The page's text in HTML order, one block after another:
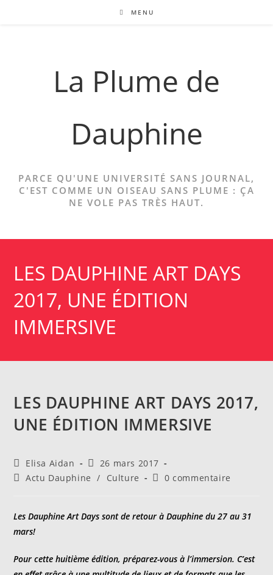
MENU
La Plume de
Dauphine
PARCE QU'UNE UNIVERSITÉ SANS JOURNAL,
C'EST COMME UN OISEAU SANS PLUME : ÇA
NE VOLE PAS TRÈS HAUT.
LES DAUPHINE ART DAYS
2017, UNE ÉDITION
IMMERSIVE
LES DAUPHINE ART DAYS 2017,
UNE ÉDITION IMMERSIVE
Auteur/autrice
de
Elisa Aidan
Publication
publiée :
26 mars 2017
PostActu Dauphine / Culture
Commentaires
publication :
0 commentaire
Les Dauphine Art Days sont de retour à Dauphine du 27 au 31
mars!
Pour cette huitième édition, préparez-vous à l’immersion. C’est